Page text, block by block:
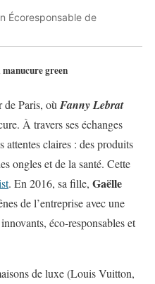
Écoresponsable de
green
Paris, où Fanny Lebrat
À travers ses échanges
attentes claires : des produits
ongles et de la santé. Cette
. En 2016, sa fille, Gaëlle
de l’entreprise avec une
éco-responsables et
de luxe (Louis Vuitton,